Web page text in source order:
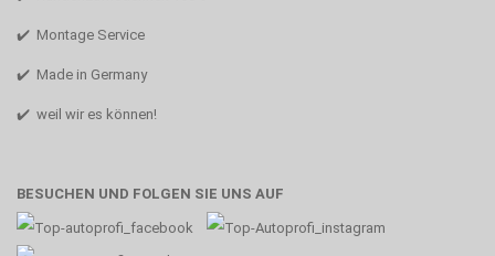
✔️ Montage Service
✔️ Made in Germany
✔️ weil wir es können!
BESUCHEN UND FOLGEN SIE UNS AUF